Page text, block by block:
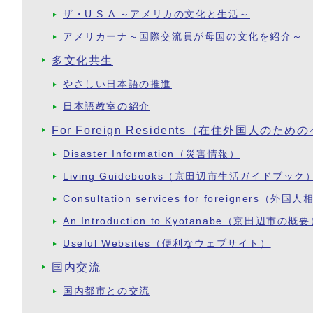
ザ・U.S.A.～アメリカの文化と生活～
アメリカーナ～国際交流員が母国の文化を紹介～
多文化共生
やさしい日本語の推進
日本語教室の紹介
For Foreign Residents（在住外国人のための
Disaster Information（災害情報）
Living Guidebooks（京田辺市生活ガイドブック）
Consultation services for foreigners（外国人相
An Introduction to Kyotanabe（京田辺市の概要
Useful Websites（便利なウェブサイト）
国内交流
国内都市との交流